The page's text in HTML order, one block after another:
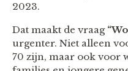
2023.
Dat maakt de vraag
urgenter. Niet alleen
70 zijn, maar ook voor